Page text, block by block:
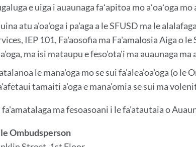
e uiga i auaunaga faʻapitoa mo aʻoaʻoga
atu a'oa'oga i pa'aga a le SFUSD ma le
IEP 101, Fa'aosofia ma Fa'amalosia Aiga o
ma isi mataupu e feso'ota'i ma auaunaga ma
le mana'oga mo se sui fa'alea'oa'oga (o
tamaiti a'oga e mana'omia se sui ma
ma fesoasoani i le fa'atautaia o
Ombudsperson